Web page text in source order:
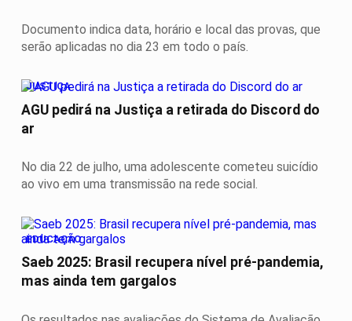
Documento indica data, horário e local das provas, que
serão aplicadas no dia 23 em todo o país.
JUSTIÇA
AGU pedirá na Justiça a retirada do Discord do
ar
No dia 22 de julho, uma adolescente cometeu suicídio
ao vivo em uma transmissão na rede social.
EDUCAÇÃO
Saeb 2025: Brasil recupera nível pré-pandemia,
mas ainda tem gargalos